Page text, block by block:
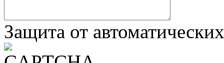
Защита от